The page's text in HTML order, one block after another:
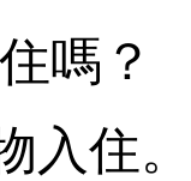
嗎？
入住